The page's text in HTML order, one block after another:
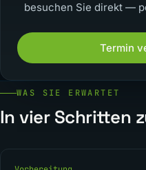
besuchen Sie direkt —
Termin
WAS SIE ERWARTET
In vier Schritten